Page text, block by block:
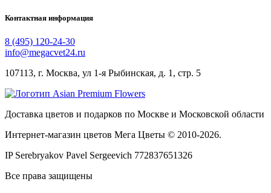
Контактная информация
8 (495) 120-24-30
info@megacvet24.ru
107113, г. Москва, ул 1-я Рыбинская, д. 1, стр. 5
Доставка цветов и подарков по Москве и Московской области
Интернет-магазин цветов Мега Цветы © 2010-2026.
IP Serebryakov Pavel Sergeevich 772837651326
Все права защищены